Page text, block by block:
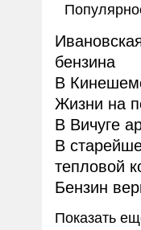
бензина
В
Жизни на
В Вичуге
В
тепловой
Бензин
Показать